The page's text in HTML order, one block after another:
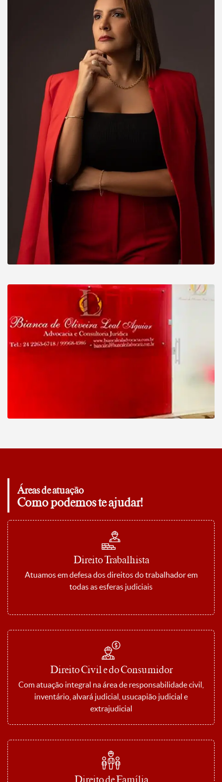
Áreas de atuação
Como podemos te ajudar!
Direito Trabalhista
Atuamos em defesa dos direitos do trabalhador em
todas as esferas judiciais
Direito Civil e do Consumidor
Com atuação integral na área de responsabilidade civil,
inventário, alvará judicial, usucapião judicial e
extrajudicial
Direito de Família